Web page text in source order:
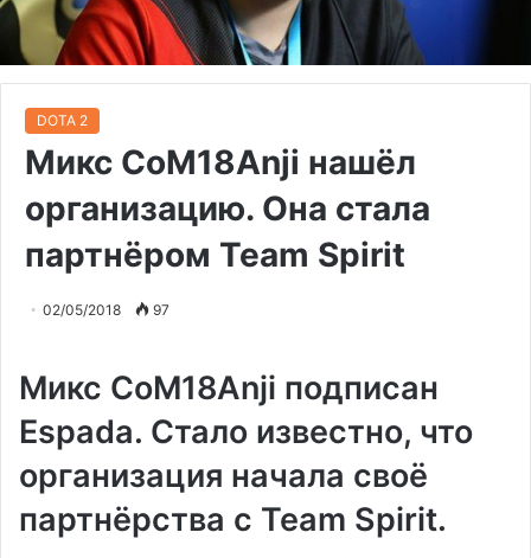
DOTA 2
Микс CoM18Anji нашёл
организацию. Она стала
партнёром Team Spirit
02/05/2018 97
Микс CoM18Anji подписан
Espada. Стало известно, что
организация начала своё
партнёрства с Team Spirit.